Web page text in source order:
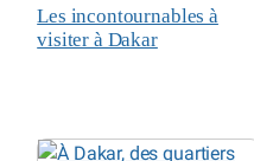
Les incontournables à
visiter à Dakar